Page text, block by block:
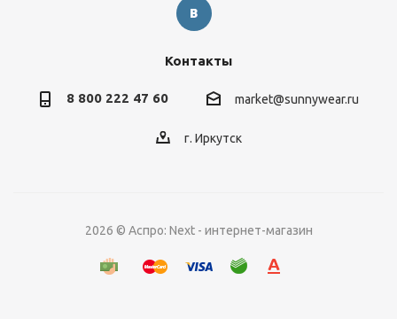
Контакты
8 800 222 47 60 market@sunnywear.ru
г. Иркутск
2026 © Аспро: Next - интернет-магазин